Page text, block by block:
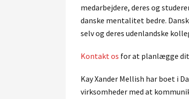
medarbejdere, deres og
danske mentalitet bedre.
selv og deres udenlandske
Kontakt os for at planlægge
Kay Xander Mellish har boet i
virksomheder med at